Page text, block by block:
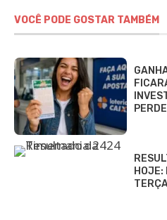
VOCÊ PODE GOSTAR TAMBÉM
HOJE: